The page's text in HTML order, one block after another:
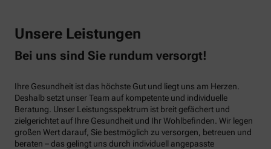
Unsere Leistungen
Bei uns sind Sie rundum versorgt!
Ihre Gesundheit ist das höchste Gut und liegt uns am Herzen.
Deshalb setzt unser Team auf kompetente und individuelle
Beratung. Unser Leistungsspektrum ist breit gefächert und
zielgerichtet auf Ihre Gesundheit und Ihr Wohlbefinden. Wir legen
großen Wert darauf, Sie bestmöglich zu versorgen, betreuen und
beraten – das gelingt uns durch individuell angepasste